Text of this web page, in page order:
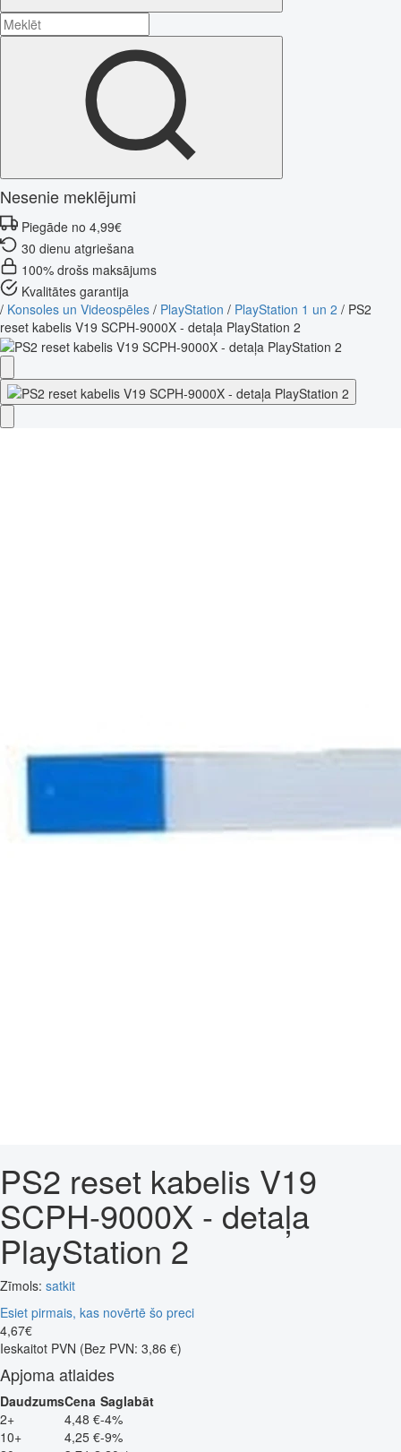
Nesenie meklējumi
Piegāde no 4,99€
30 dienu atgriešana
100% drošs maksājums
Kvalitātes garantija
/ Konsoles un Videospēles / PlayStation / PlayStation 1 un 2 / PS2
reset kabelis V19 SCPH-9000X - detaļa PlayStation 2
PS2 reset kabelis V19
SCPH-9000X - detaļa
PlayStation 2
Zīmols: satkit
Esiet pirmais, kas novērtē šo preci
4,67€
Ieskaitot PVN (Bez PVN: 3,86 €)
Apjoma atlaides
DaudzumsCena Saglabāt
2+
4,48 €-4%
10+
4,25 €-9%